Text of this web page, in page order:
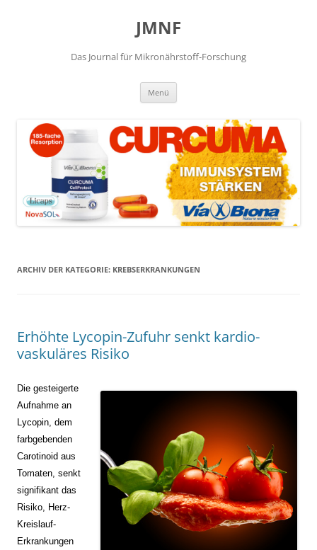
JMNF
Das Journal für Mikronährstoff-Forschung
Menü
ARCHIV DER KATEGORIE: KREBSERKRANKUNGEN
Erhöhte Lycopin-Zufuhr senkt kardio-
vaskuläres Risiko
Die gesteigerte
Aufnahme an
Lycopin, dem
farbgebenden
Carotinoid aus
Tomaten, senkt
signifikant das
Risiko, Herz-
Kreislauf-
Erkrankungen